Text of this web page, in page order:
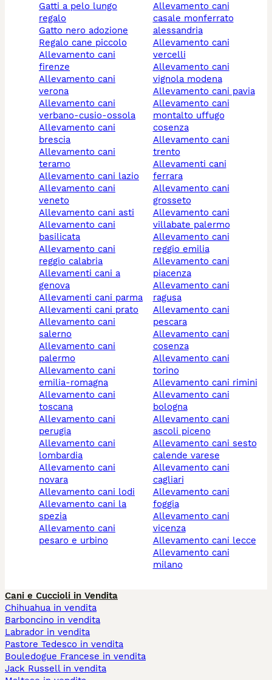
gatti a pelo lungo
regalo
gatto nero adozione
regalo cane piccolo
allevamento cani
firenze
allevamento cani
verona
allevamento cani
verbano-cusio-ossola
allevamento cani
brescia
allevamento cani
teramo
allevamento cani lazio
allevamento cani
veneto
allevamento cani asti
allevamento cani
basilicata
allevamento cani
reggio calabria
allevamenti cani a
genova
allevamenti cani parma
allevamenti cani prato
allevamento cani
salerno
allevamento cani
palermo
allevamento cani
emilia-romagna
allevamento cani
toscana
allevamento cani
perugia
allevamento cani
lombardia
allevamento cani
novara
allevamento cani lodi
allevamento cani la
spezia
allevamento cani
pesaro e urbino
allevamento cani
casale monferrato
alessandria
allevamento cani
vercelli
allevamento cani
vignola modena
allevamento cani pavia
allevamento cani
montalto uffugo
cosenza
allevamento cani
trento
allevamenti cani
ferrara
allevamento cani
grosseto
allevamento cani
villabate palermo
allevamento cani
reggio emilia
allevamento cani
piacenza
allevamento cani
ragusa
allevamento cani
pescara
allevamento cani
cosenza
allevamento cani
torino
allevamento cani rimini
allevamento cani
bologna
allevamento cani
ascoli piceno
allevamento cani sesto
calende varese
allevamento cani
cagliari
allevamento cani
foggia
allevamento cani
vicenza
allevamento cani lecce
allevamento cani
milano
Cani e Cuccioli in Vendita
Chihuahua in vendita
Barboncino in vendita
Labrador in vendita
Pastore Tedesco in vendita
Bouledogue Francese in vendita
Jack Russell in vendita